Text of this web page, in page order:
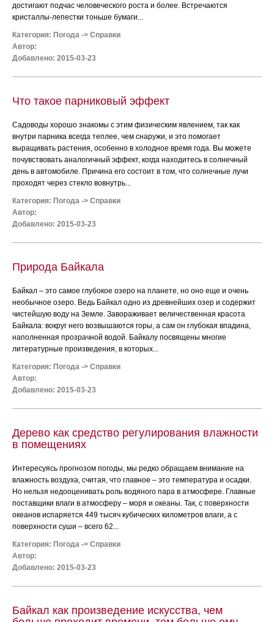
достигают подчас человеческого роста и более. Встречаются
кристаллы-лепестки тоньше бумаги...
Категория: Погода -> Справки
Автор:
Добавлено: 2015-03-23
Что такое парниковый эффект
Садоводы хорошо знакомы с этим физическим явлением, так как
внутри парника всегда теплее, чем снаружи, и это помогает
выращивать растения, особенно в холодное время года. Вы можете
почувствовать аналогичный эффект, когда находитесь в солнечный
день в автомобиле. Причина его состоит в том, что солнечные лучи
проходят через стекло вовнутрь...
Категория: Погода -> Справки
Автор:
Добавлено: 2015-03-23
Природа Байкала
Байкал – это самое глубокое озеро на планете, но оно еще и очень
необычное озеро. Ведь Байкал одно из древнейших озер и содержит
чистейшую воду на Земле. Завораживает величественная красота
Байкала: вокруг него возвышаются горы, а сам он глубокая впадина,
наполненная прозрачной водой. Байкалу посвящены многие
литературные произведения, в которых...
Категория: Погода -> Справки
Автор:
Добавлено: 2015-03-23
Дерево как средство регулирования влажности
в помещениях
Интересуясь прогнозом погоды, мы редко обращаем внимание на
влажность воздуха, считая, что главное – это температура и осадки.
Но нельзя недооценивать роль водяного пара в атмосфере. Главные
поставщики влаги в атмосферу – моря и океаны. Так, с поверхности
океанов испаряется 449 тысяч кубических километров влаги, а с
поверхности суши – всего 62...
Категория: Погода -> Справки
Автор:
Добавлено: 2015-03-23
Байкал как произведение искусства, чем